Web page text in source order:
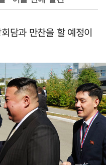
담과 만찬을 할 예정이